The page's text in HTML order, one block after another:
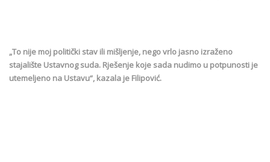
„To nije moj politički stav ili mišljenje, nego vrlo jasno izraženo
stajalište Ustavnog suda. Rješenje koje sada nudimo u potpunosti je
utemeljeno na Ustavu“, kazala je Filipović.